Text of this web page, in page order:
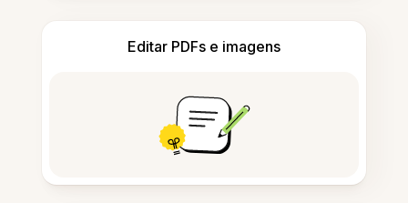
Editar PDFs e imagens